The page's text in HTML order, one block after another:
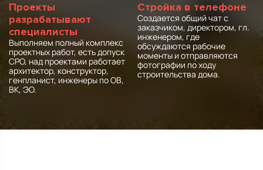
Проекты
разрабатывают
специалисты
Выполняем полный комплекс
проектных работ, есть допуск
СРО, над проектами работает
архитектор, конструктор,
генпланист, инженеры по ОВ,
ВК, ЭО.
Стройка в телефоне
Создается общий чат с
заказчиком, директором, гл.
инженером, где
обсуждаются рабочие
моменты и отправляются
фотографии по ходу
строительства дома.